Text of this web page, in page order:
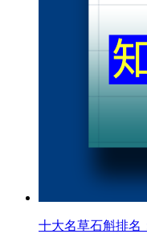
十大名草石斛排名